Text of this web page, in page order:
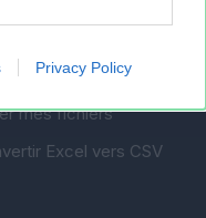
Privacy Policy
un fichier
mes fichiers
Excel vers CSV